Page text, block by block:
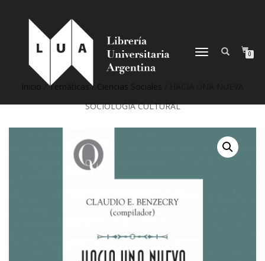
NAVEGACIÓN
0
/Temáticas /
SOCIOLOGÍA CULTURAL